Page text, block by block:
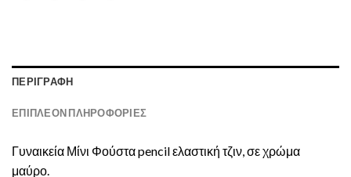
ΠΕΡΙΓΡΑΦΉ
ΕΠΙΠΛΈΟΝ ΠΛΗΡΟΦΟΡΊΕΣ
Γυναικεία Μίνι Φούστα pencil ελαστική τζιν, σε χρώμα
μαύρο.